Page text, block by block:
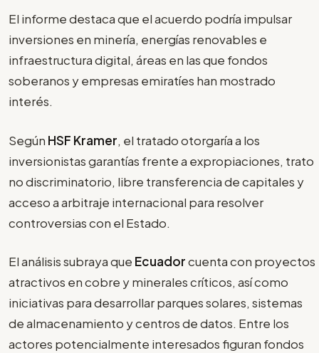
El informe destaca que el acuerdo podría impulsar
inversiones en minería, energías renovables e
infraestructura digital, áreas en las que fondos
soberanos y empresas emiratíes han mostrado
interés.
Según HSF Kramer, el tratado otorgaría a los
inversionistas garantías frente a expropiaciones, trato
no discriminatorio, libre transferencia de capitales y
acceso a arbitraje internacional para resolver
controversias con el Estado.
El análisis subraya que Ecuadorcuenta con proyectos
atractivos en cobre y minerales críticos, así como
iniciativas para desarrollar parques solares, sistemas
de almacenamiento y centros de datos. Entre los
actores potencialmente interesados figuran fondos